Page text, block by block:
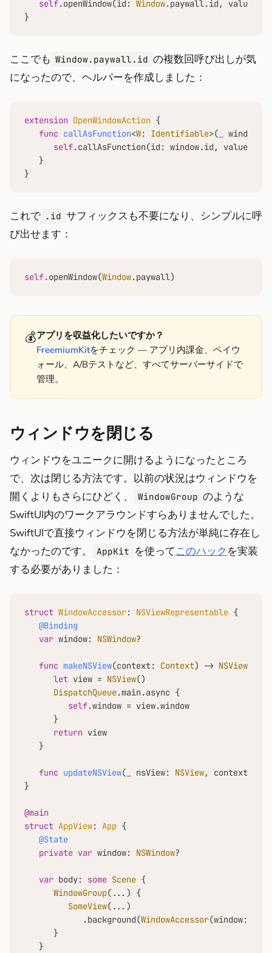
self.openWindow(id: Window.paywall.id, value:
}
ここでも Window.paywall.id の複数回呼び出しが気
になったので、ヘルパーを作成しました：
extension OpenWindowAction {
func callAsFunction<W: Identifiable>( window
self.callAsFunction(id: window.id, value:
   }
}
これで .id サフィックスも不要になり、シンプルに呼
び出せます：
self.openWindow(Window.paywall)
💰アプリを収益化したいですか？
FreemiumKitをチェック — アプリ内課金、ペイウ
ォール、A/Bテストなど、すべてサーバーサイドで
管理。
ウィンドウを閉じる
ウィンドウをユニークに開けるようになったところ
で、次は閉じる方法です。以前の状況はウィンドウを
開くよりもさらにひどく、
WindowGroup のような
SwiftUI内のワークアラウンドすらありませんでした。
SwiftUIで直接ウィンドウを閉じる方法が単純に存在し
なかったのです。
AppKit を使ってこのハック を実装
する必要がありました：
struct WindowAccessor: NSViewRepresentable {
@Binding
var window: NSWindow?
func makeNSView(context: Context) -> NSView
let view = NSView()
DispatchQueue.main.async {
self.window = view.window
      }
return view
   }
func updateNSView( nsView: NSView, context
}
@main
struct AppView: App {
@State
private var window: NSWindow?
var body: some Scene {
WindowGroup( ... ) {
SomeView( ... )
            .background(
WindowAccessor(window:
      }
   }